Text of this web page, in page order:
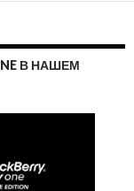
В НАШЕМ